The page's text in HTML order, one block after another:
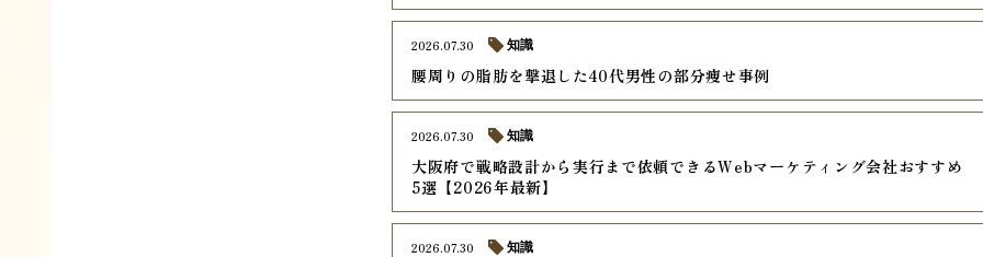
腰周りの脂肪を撃退した40代男性の部分痩せ事例
2026.07.30 知識
大阪府で戦略設計から実行まで依頼できるWebマーケティング会社おすすめ
5選【2026年最新】
2026.07.30 知識
2026.07.30 知識